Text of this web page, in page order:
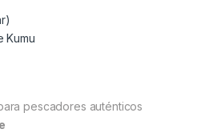
Kumu
pescadores auténticos